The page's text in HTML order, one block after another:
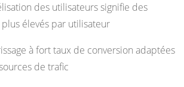
des utilisateurs signifie des
élevés par utilisateur
à fort taux de conversion adaptées
de trafic